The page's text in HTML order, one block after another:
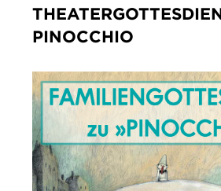
IMPRESSUM
DATENSCHUTZ
PINOCCHIO